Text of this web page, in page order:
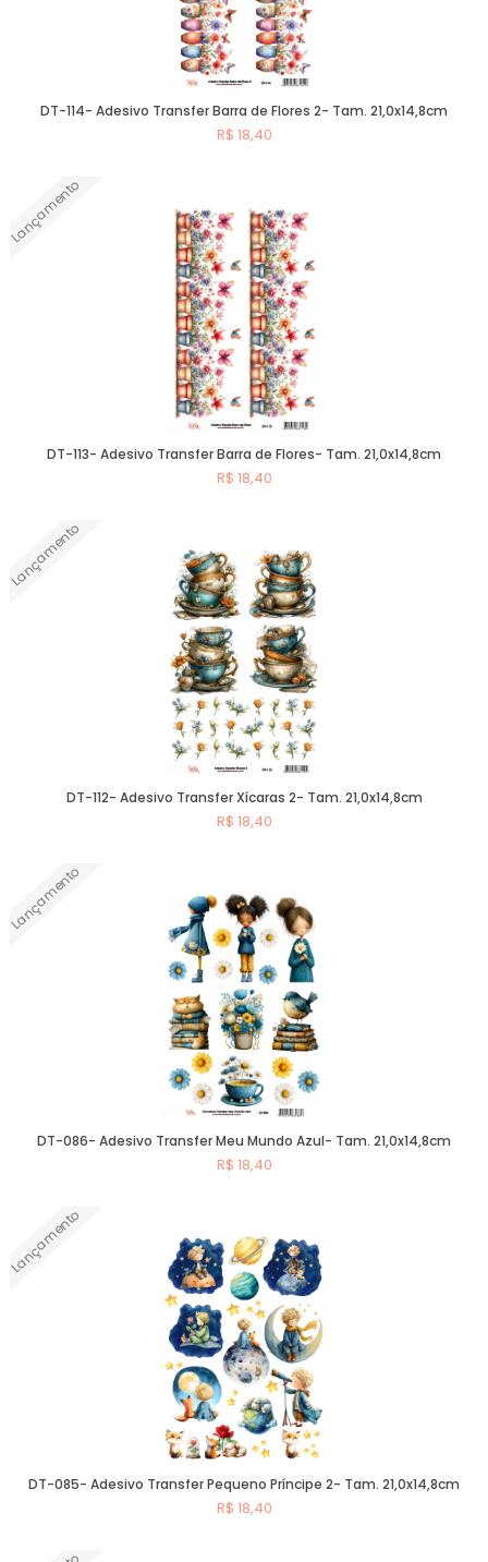
DT-114- Adesivo Transfer Barra de Flores 2- Tam. 21,0x14,8cm
R$ 18,40
Lançamento
DT-113- Adesivo Transfer Barra de Flores- Tam. 21,0x14,8cm
R$ 18,40
Lançamento
DT-112- Adesivo Transfer Xícaras 2- Tam. 21,0x14,8cm
R$ 18,40
Lançamento
DT-086- Adesivo Transfer Meu Mundo Azul- Tam. 21,0x14,8cm
R$ 18,40
Lançamento
DT-085- Adesivo Transfer Pequeno Príncipe 2- Tam. 21,0x14,8cm
R$ 18,40